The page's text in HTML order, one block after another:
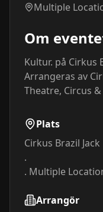
Multiple
Om
Kultur. på Cirkus
Arrangeras av
Theatre, Circus
Plats
Cirkus Brazil Jack
.
. Multiple
Arrangör